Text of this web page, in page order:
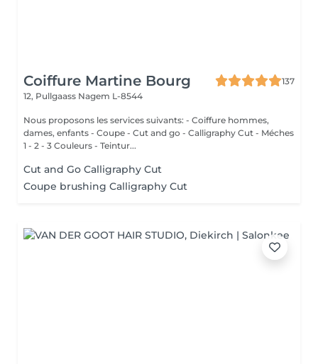
Coiffure Martine Bourg
137
12, Pullgaass Nagem L-8544
Nous proposons les services suivants: - Coiffure hommes,
dames, enfants - Coupe - Cut and go - Calligraphy Cut - Méches
1 - 2 - 3 Couleurs - Teintur...
Cut and Go Calligraphy Cut
Coupe brushing Calligraphy Cut